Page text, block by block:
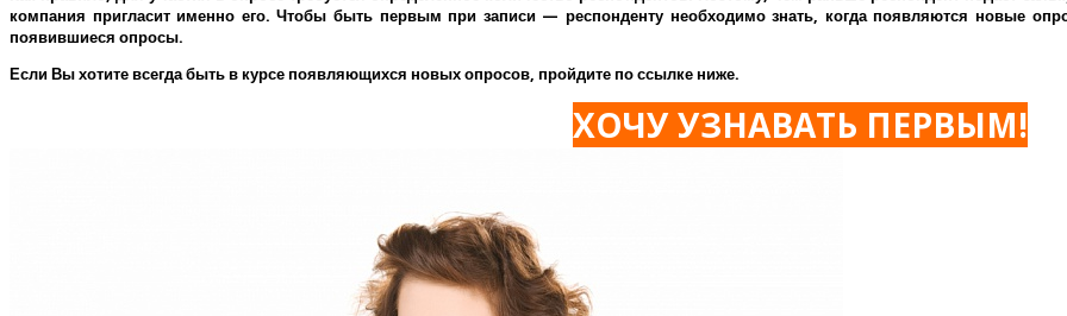
компания пригласит именно его.Чтобы быть первым при записи — респонденту необходимо знать, когда появляются новые
появившиеся опросы.
Если Вы хотите всегда быть в курсе появляющихся новых опросов, пройдите по ссылке ниже.
ХОЧУ УЗНАВАТЬ ПЕРВЫМ!